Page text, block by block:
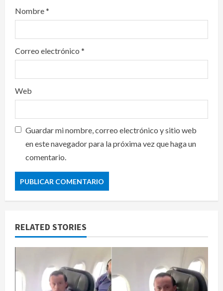
Nombre*
Correo electrónico *
Web
Guardar mi nombre, correo electrónico y sitio web
en este navegador para la próxima vez que haga un
comentario.
RELATED STORIES